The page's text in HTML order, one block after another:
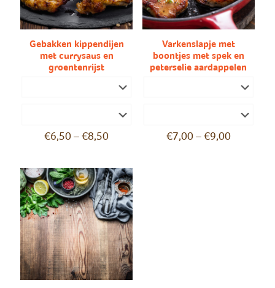
Gebakken kippendijen
met currysaus en
groentenrijst
€6,50 –€8,50
Varkenslapje met
boontjes met spek en
peterselie aardappelen
€7,00– €9,00